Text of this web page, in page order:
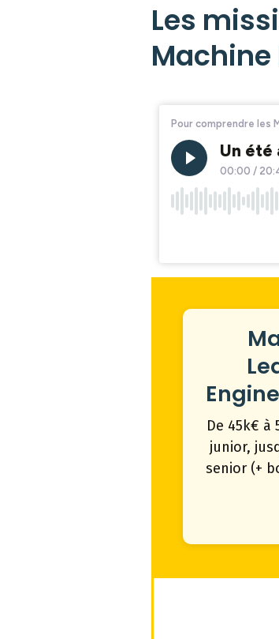
Les
Machine
De 45k€
junior,
senior (+